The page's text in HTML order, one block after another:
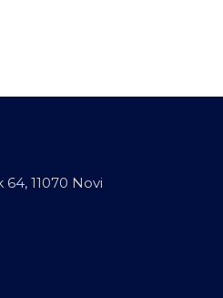
64, 11070 Novi